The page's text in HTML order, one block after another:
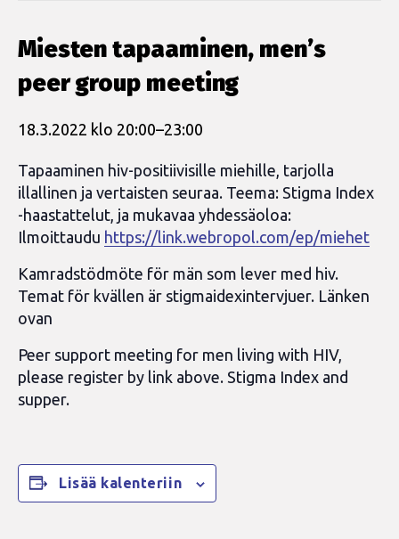
Miesten tapaaminen, men’s
peer group meeting
18.3.2022 klo 20:00–23:00
Tapaaminen hiv-positiivisille miehille, tarjolla
illallinen ja vertaisten seuraa. Teema: Stigma Index
-haastattelut, ja mukavaa yhdessäoloa:
Ilmoittaudu https://link.webropol.com/ep/miehet
Kamradstödmöte för män som lever med hiv.
Temat för kvällen är stigmaidexintervjuer. Länken
ovan
Peer support meeting for men living with HIV,
please register by link above. Stigma Index and
supper.
Lisää kalenteriin